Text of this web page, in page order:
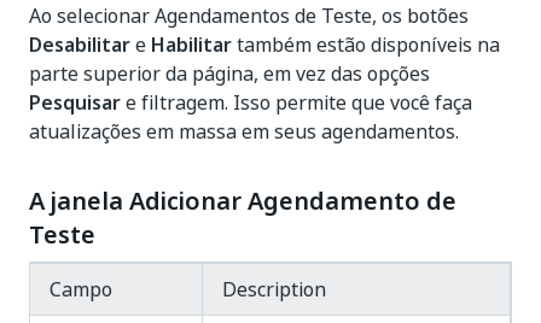
Ao selecionar Agendamentos de Teste, os botões
Desabilitare Habilitartambém estão disponíveis na
parte superior da página, em vez das opções
Pesquisare filtragem. Isso permite que você faça
atualizações em massa em seus agendamentos.
A janela Adicionar Agendamento de
Teste
Campo
Description